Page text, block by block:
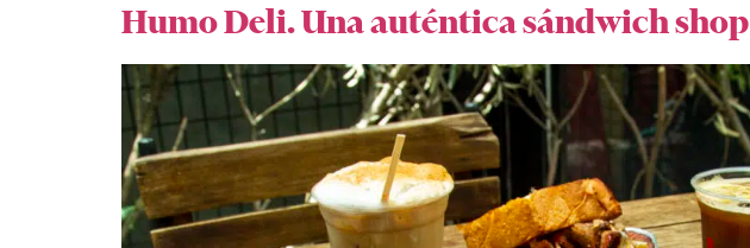
Humo Deli. Una auténtica sándwich shop